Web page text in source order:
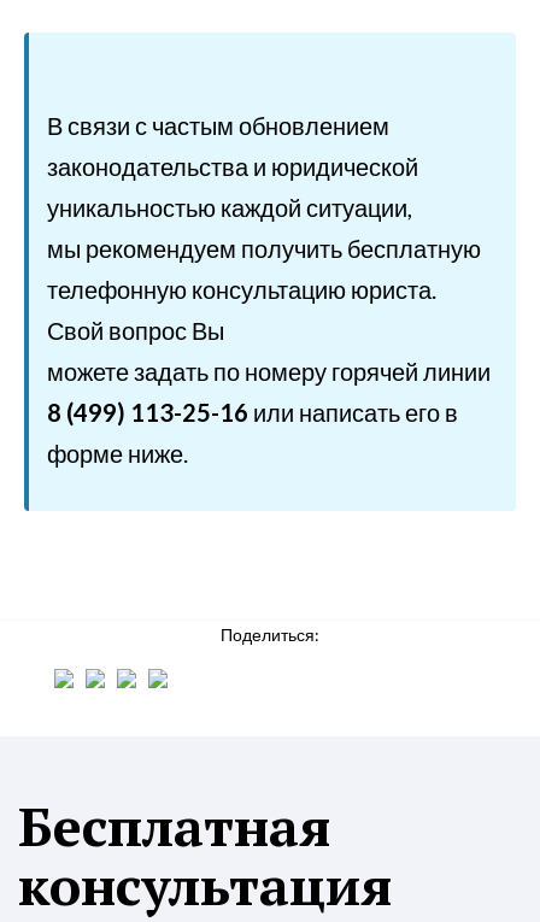
В связи с частым обновлением
законодательства и юридической
уникальностью каждой ситуации,
мы рекомендуем получить бесплатную
телефонную консультацию юриста.
Свой вопрос Вы
можете задать по номеру горячей линии
8 (499) 113-25-16 или написать его в
форме ниже.
Поделиться:
Бесплатная
консультация